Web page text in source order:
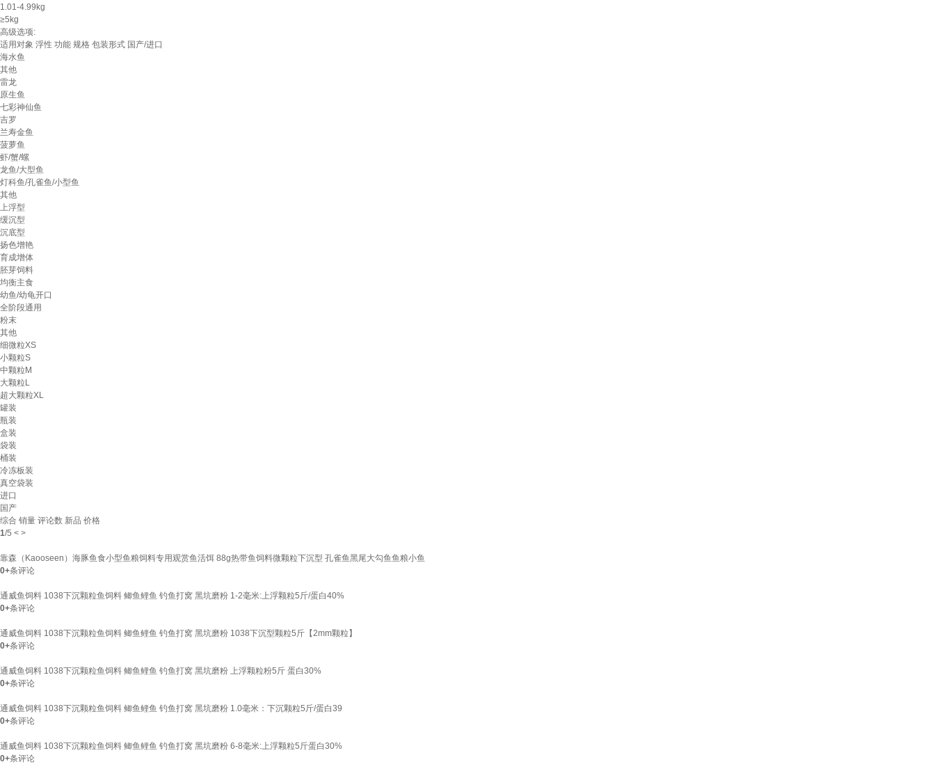
1.01-4.99kg
≥5kg
高级选项:
适用对象 浮性 功能 规格 包装形式 国产/进口
海水鱼
其他
雷龙
原生鱼
七彩神仙鱼
吉罗
兰寿金鱼
菠萝鱼
虾/蟹/螺
龙鱼/大型鱼
灯科鱼/孔雀鱼/小型鱼
其他
上浮型
缓沉型
沉底型
扬色增艳
育成增体
胚芽饲料
均衡主食
幼鱼/幼龟开口
全阶段通用
粉末
其他
细微粒XS
小颗粒S
中颗粒M
大颗粒L
超大颗粒XL
罐装
瓶装
盒装
袋装
桶装
冷冻板装
真空袋装
进口
国产
综合 销量 评论数 新品 价格
1/5 < >
靠森（Kaooseen）海豚鱼食小型鱼粮饲料专用观赏鱼活饵 88g热带鱼饲料微颗粒下沉型 孔雀鱼黑尾大勾鱼鱼粮小鱼
0+条评论
通威鱼饲料 1038下沉颗粒鱼饲料 鲫鱼鲤鱼 钓鱼打窝 黑坑磨粉 1-2毫米:上浮颗粒5斤/蛋白40%
0+条评论
通威鱼饲料 1038下沉颗粒鱼饲料 鲫鱼鲤鱼 钓鱼打窝 黑坑磨粉 1038下沉型颗粒5斤【2mm颗粒】
0+条评论
通威鱼饲料 1038下沉颗粒鱼饲料 鲫鱼鲤鱼 钓鱼打窝 黑坑磨粉 上浮颗粒粉5斤 蛋白30%
0+条评论
通威鱼饲料 1038下沉颗粒鱼饲料 鲫鱼鲤鱼 钓鱼打窝 黑坑磨粉 1.0毫米：下沉颗粒5斤/蛋白39
0+条评论
通威鱼饲料 1038下沉颗粒鱼饲料 鲫鱼鲤鱼 钓鱼打窝 黑坑磨粉 6-8毫米:上浮颗粒5斤蛋白30%
0+条评论